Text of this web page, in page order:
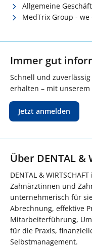
Allgemeine
MedTrix Group -
Immer gut
Schnell und
erhalten – mit
Jetzt anmelden
Über DENTAL &
DENTAL &
Zahnärztinnen und
unternehmerisch für
Abrechnung, effektive
Mitarbeiterführung,
für die Praxis,
Selbstmanagement.